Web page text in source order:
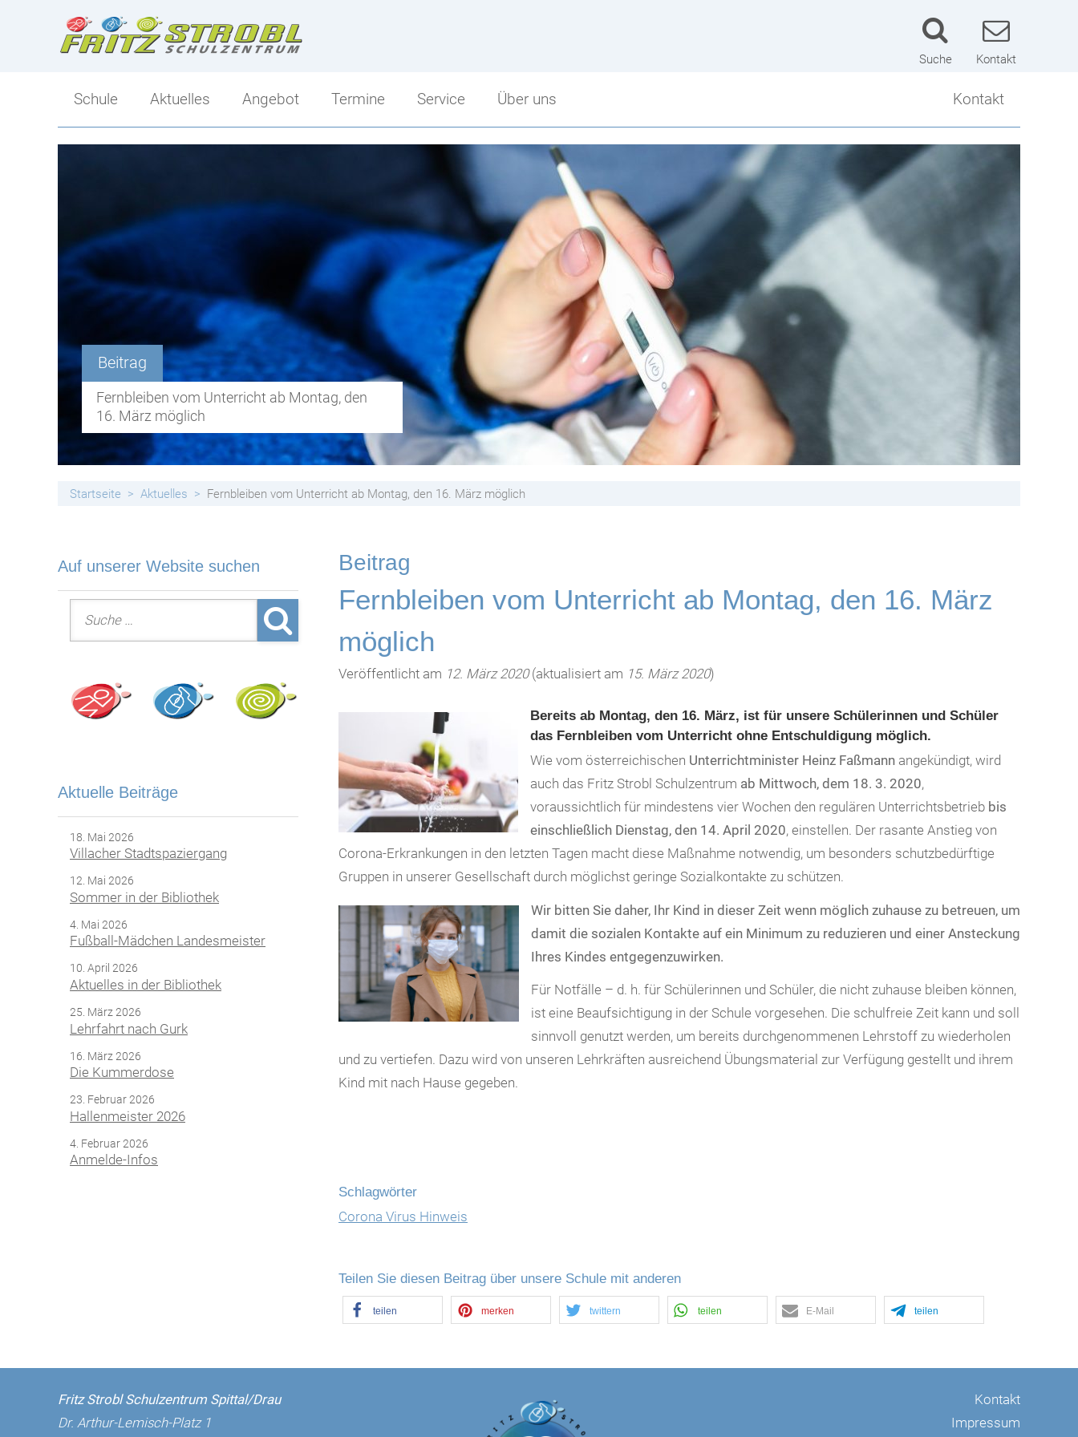
Suche Kontakt
Schule
Direktion
Tagesbetreuung
Berufs- und Bildungsorientierung
Schulsozialarbeit
Elternverein
Handyfreie Klassen
Aktuelles Angebot
Angebot
Sportlicher Schwerpunkt
Mittelschule-Übersicht
Termine Service
Service
Schularbeitentermine
Stundenpläne
Bibliothek
Jugendcoaching
Facebook Fanpage
Über uns
Über uns
Schulbeginn
Stundenzeiten
Fritz Strobl
Angebot im Überblick
Unsere Sponsoren
Kontakt
Kontakt
Datenschutzerklärung
Beitrag
Fernbleiben vom Unterricht ab Montag, den
16. März möglich
Startseite Aktuelles Fernbleiben vom Unterricht ab Montag, den 16. März möglich
Beitrag
Fernbleiben vom Unterricht ab Montag, den 16. März
möglich
Veröffentlicht am 12. März 2020(aktualisiert am 15. März 2020)
Bereits ab Montag, den 16. März, ist für unsere Schülerinnen und Schüler
das Fernbleiben vom Unterricht ohne Entschuldigung möglich.
Wie vom österreichischen Unterrichtminister Heinz Faßmann angekündigt, wird
auch das Fritz Strobl Schulzentrum ab Mittwoch, dem 18. 3. 2020,
voraussichtlich für mindestens vier Wochen den regulären Unterrichtsbetrieb bis
einschließlich Dienstag, den 14. April 2020, einstellen. Der rasante Anstieg von
Corona-Erkrankungen in den letzten Tagen macht diese Maßnahme notwendig, um besonders schutzbedürftige
Gruppen in unserer Gesellschaft durch möglichst geringe Sozialkontakte zu schützen.
Wir bitten Sie daher, Ihr Kind in dieser Zeit wenn möglich zuhause zu betreuen, um
damit die sozialen Kontakte auf ein Minimum zu reduzieren und einer Ansteckung
Ihres Kindes entgegenzuwirken.
Für Notfälle – d. h. für Schülerinnen und Schüler, die nicht zuhause bleiben können,
ist eine Beaufsichtigung in der Schule vorgesehen. Die schulfreie Zeit kann und soll
sinnvoll genutzt werden, um bereits durchgenommenen Lehrstoff zu wiederholen
und zu vertiefen. Dazu wird von unseren Lehrkräften ausreichend Übungsmaterial zur Verfügung gestellt und ihrem
Kind mit nach Hause gegeben.
Schlagwörter
Corona Virus Hinweis
Teilen Sie diesen Beitrag über unsere Schule mit anderen
teilen merken twittern teilen E-Mail teilen
Auf unserer Website suchen
Suche nach:
Aktuelle Beiträge
18. Mai 2026
Villacher Stadtspaziergang
12. Mai 2026
Sommer in der Bibliothek
4. Mai 2026
Fußball-Mädchen Landesmeister
10. April 2026
Aktuelles in der Bibliothek
25. März 2026
Lehrfahrt nach Gurk
16. März 2026
Die Kummerdose
23. Februar 2026
Hallenmeister 2026
4. Februar 2026
Anmelde-Infos
Fritz Strobl Schulzentrum Spittal/Drau
Dr. Arthur-Lemisch-Platz 1
Kontakt
Impressum